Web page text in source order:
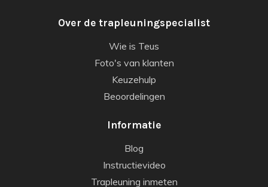
Over de trapleuningspecialist
Wie is Teus
Foto's van klanten
Keuzehulp
Beoordelingen
Informatie
Blog
Instructievideo
Trapleuning inmeten